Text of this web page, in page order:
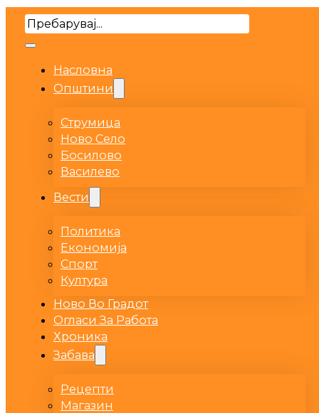
Search
Насловна
Општини
Струмица
Ново Село
Босилово
Василево
Вести
Политика
Економија
Спорт
Култура
Ново Во Градот
Огласи За Работа
Хроника
Забава
Рецепти
Магазин